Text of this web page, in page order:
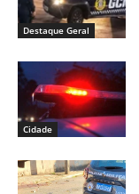
Destaque Geral
Cidade